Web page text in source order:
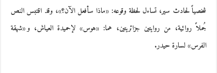
شخصياً لحادث سير، تساءل لحظة وقوعه: «ماذا سأفعل الآن؟»، وقد اقتبس النص
جُملاً روائية، من روايتين جزائريتين، هما: «هوس» لإحميدة العياش، و «شهقة
الفرس» لسارة حيدر.